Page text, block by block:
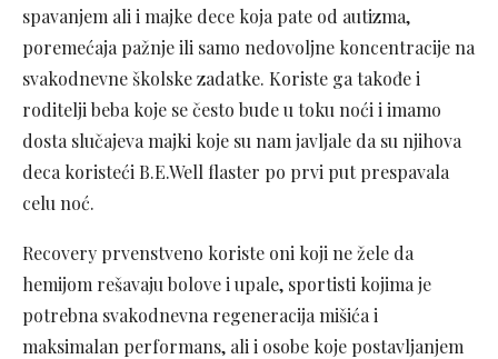
spavanjem ali i majke dece koja pate od autizma,
poremećaja pažnje ili samo nedovoljne koncentracije na
svakodnevne školske zadatke. Koriste ga takođe i
roditelji beba koje se često bude u toku noći i imamo
dosta slučajeva majki koje su nam javljale da su njihova
deca koristeći B.E.Well flaster po prvi put prespavala
celu noć.
Recovery prvenstveno koriste oni koji ne žele da
hemijom rešavaju bolove i upale, sportisti kojima je
potrebna svakodnevna regeneracija mišića i
maksimalan performans, ali i osobe koje postavljanjem